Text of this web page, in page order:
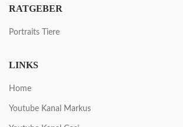
RATGEBER
Portraits Tiere
LINKS
Home
Youtube Kanal Markus